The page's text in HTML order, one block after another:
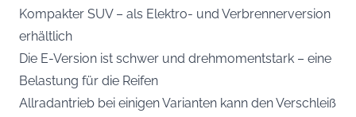
Kompakter SUV – als Elektro- und Verbrennerversion
erhältlich
Die E-Version ist schwer und drehmomentstark – eine
Belastung für die Reifen
Allradantrieb bei einigen Varianten kann den Verschleiß